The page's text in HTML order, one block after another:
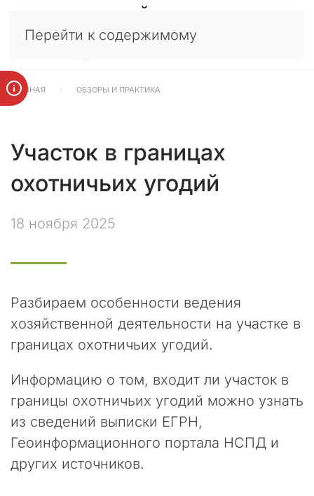
Перейти к содержимому
ГЛАВНАЯ ОБЗОРЫ И ПРАКТИКА
Участок в границах
охотничьих угодий
18 ноября 2025
Разбираем особенности ведения
хозяйственной деятельности на участке в
границах охотничьих угодий.
Информацию о том, входит ли участок в
границы охотничьих угодий можно узнать
из сведений выписки ЕГРН,
Геоинформационного портала НСПД и
других источников.
×
в
е
к
л
и
н
,
а
т
н
р
и
к
о
л